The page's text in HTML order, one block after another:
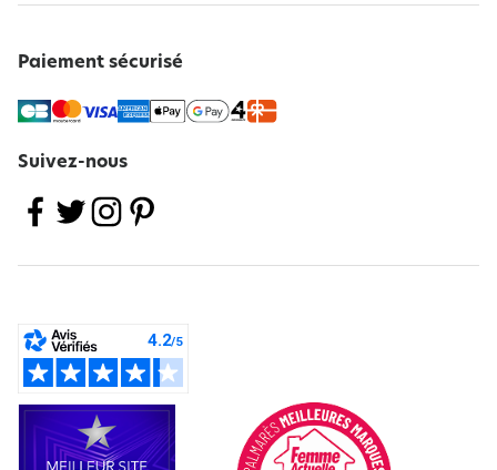
Paiement sécurisé
Suivez-nous